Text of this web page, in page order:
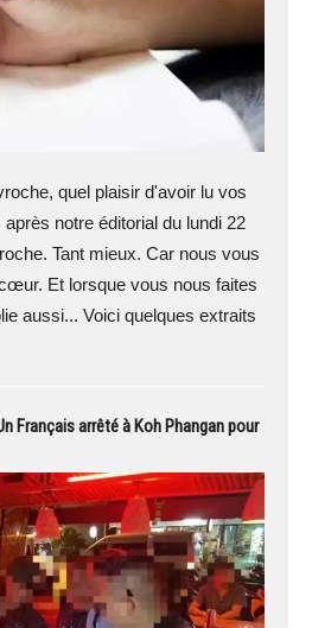
quel plaisir d'avoir lu vos
notre éditorial du lundi 22
Tant mieux. Car nous vous
Et lorsque vous nous faites
aussi... Voici quelques extraits
Français arrêté à Koh Phangan pour